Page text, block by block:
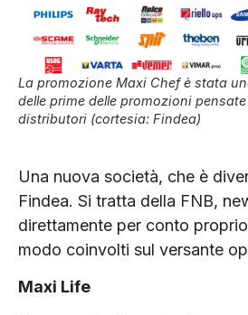
La promozione Maxi Chef è stata
delle prime delle promozioni
distributori (cortesia: Findea)
Una nuova società, che è
Findea. Si tratta della FNB,
direttamente per conto
modo coinvolti sul versante
Maxi Life